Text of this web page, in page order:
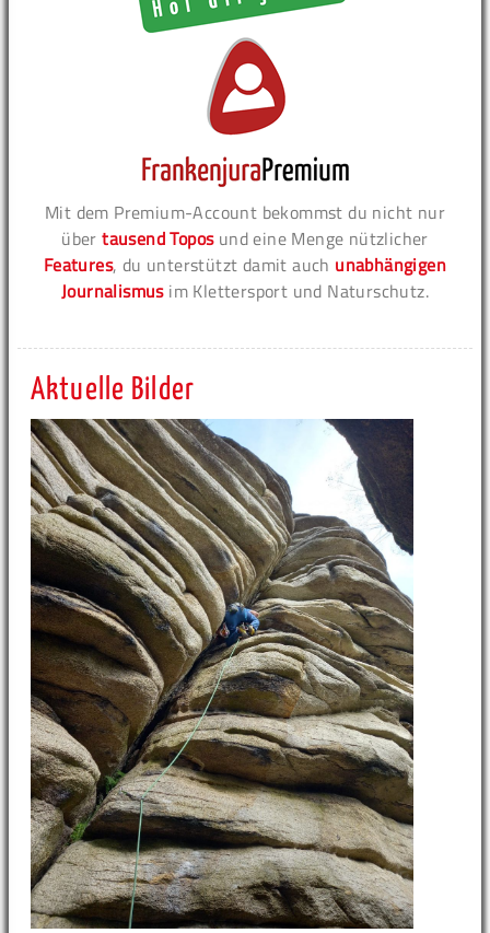
Mit dem Premium-Account bekommst du nicht nur
übertausend Toposund eine Menge nützlicher
Features, du unterstützt damit auch unabhängigen
Journalismusim Klettersport und Naturschutz.
Aktuelle Bilder